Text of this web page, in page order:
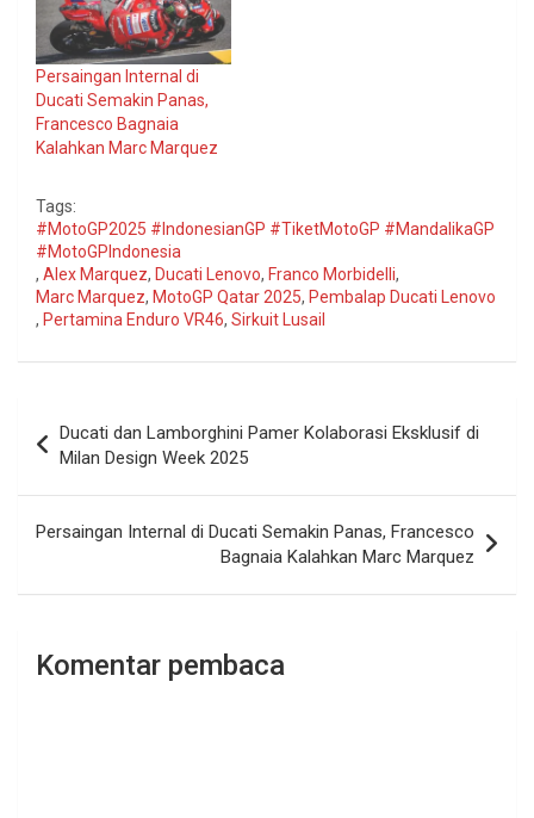
Persaingan Internal di
Ducati Semakin Panas,
Francesco Bagnaia
Kalahkan Marc Marquez
Tags:
#MotoGP2025 #IndonesianGP #TiketMotoGP #MandalikaGP
#MotoGPIndonesia
, Alex Marquez, Ducati Lenovo, Franco Morbidelli,
Marc Marquez, MotoGP Qatar 2025, Pembalap Ducati Lenovo
, Pertamina Enduro VR46, Sirkuit Lusail
pos
Ducati dan Lamborghini Pamer Kolaborasi Eksklusif di
Milan Design Week 2025
Persaingan Internal di Ducati Semakin Panas, Francesco
Bagnaia Kalahkan Marc Marquez
Komentar pembaca